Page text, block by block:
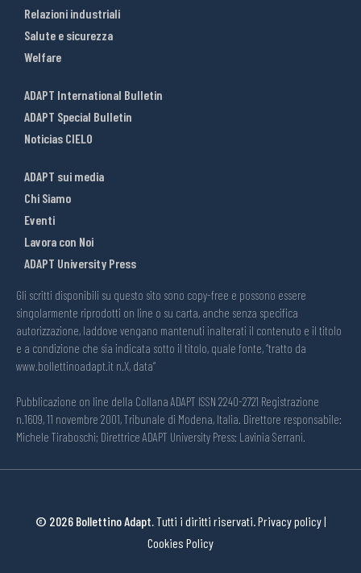
Relazioni industriali
Salute e sicurezza
Welfare
ADAPT International Bulletin
ADAPT Special Bulletin
Noticias CIELO
ADAPT sui media
Chi Siamo
Eventi
Lavora con Noi
ADAPT University Press
Gli scritti disponibili su questo sito sono copy-free e possono essere
singolarmente riprodotti on line o su carta, anche senza specifica
autorizzazione, laddove vengano mantenuti inalterati il contenuto e il titolo
e a condizione che sia indicata sotto il titolo, quale fonte, “tratto da
www.bollettinoadapt.it n.X, data“
Pubblicazione on line della Collana ADAPT ISSN 2240-2721 Registrazione
n.1609, 11 novembre 2001, Tribunale di Modena, Italia. Direttore responsabile:
Michele Tiraboschi; Direttrice ADAPT University Press: Lavinia Serrani.
© 2026 Bollettino Adapt. Tutti i diritti riservati. Privacy policy|
Cookies Policy